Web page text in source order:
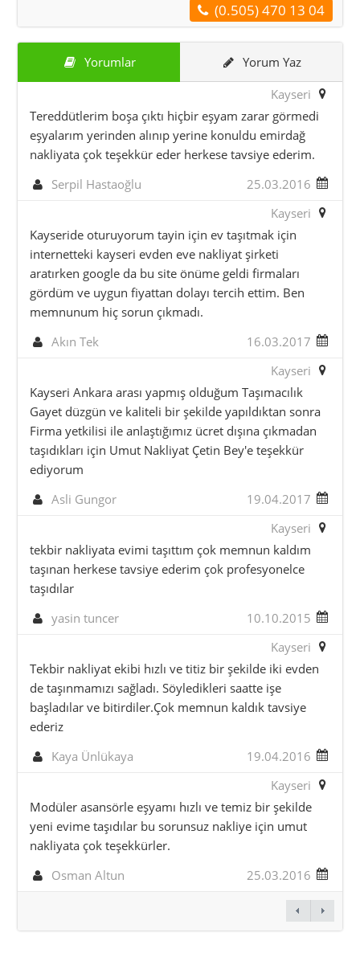
(0.505) 470 13 04
Yorumlar
Yorum Yaz
Kayseri
Tereddütlerim boşa çıktı hiçbir eşyam zarar görmedi
eşyalarım yerinden alınıp yerine konuldu emirdağ
nakliyata çok teşekkür eder herkese tavsiye ederim.
Serpil Hastaoğlu
25.03.2016
Kayseri
Kayseride oturuyorum tayin için ev taşıtmak için
internetteki kayseri evden eve nakliyat şirketi
aratırken google da bu site önüme geldi firmaları
gördüm ve uygun fiyattan dolayı tercih ettim. Ben
memnunum hiç sorun çıkmadı.
Akın Tek
16.03.2017
Kayseri
Kayseri Ankara arası yapmış olduğum Taşımacılık
Gayet düzgün ve kaliteli bir şekilde yapıldıktan sonra
Firma yetkilisi ile anlaştığımız ücret dışına çıkmadan
taşıdıkları için Umut Nakliyat Çetin Bey'e teşekkür
ediyorum
Asli Gungor
19.04.2017
Kayseri
tekbir nakliyata evimi taşıttım çok memnun kaldım
taşınan herkese tavsiye ederim çok profesyonelce
taşıdılar
yasin tuncer
10.10.2015
Kayseri
Tekbir nakliyat ekibi hızlı ve titiz bir şekilde iki evden
de taşınmamızı sağladı. Söyledikleri saatte işe
başladılar ve bitirdiler.Çok memnun kaldık tavsiye
ederiz
Kaya Ünlükaya
19.04.2016
Kayseri
Modüler asansörle eşyamı hızlı ve temiz bir şekilde
yeni evime taşıdılar bu sorunsuz nakliye için umut
nakliyata çok teşekkürler.
Osman Altun
25.03.2016